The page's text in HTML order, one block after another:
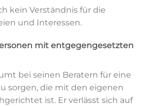
kein Verständnis für die
und Interessen.
mit entgegengesetzten
bei seinen Beratern für eine
sorgen, die mit den eigenen
ist. Er verlässt sich auf